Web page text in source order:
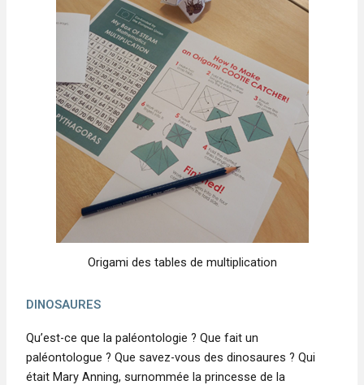
Origami des tables de multiplication
DINOSAURES
Qu’est-ce que la paléontologie ? Que fait un
paléontologue ? Que savez-vous des dinosaures ? Qui
était Mary Anning, surnommée la princesse de la